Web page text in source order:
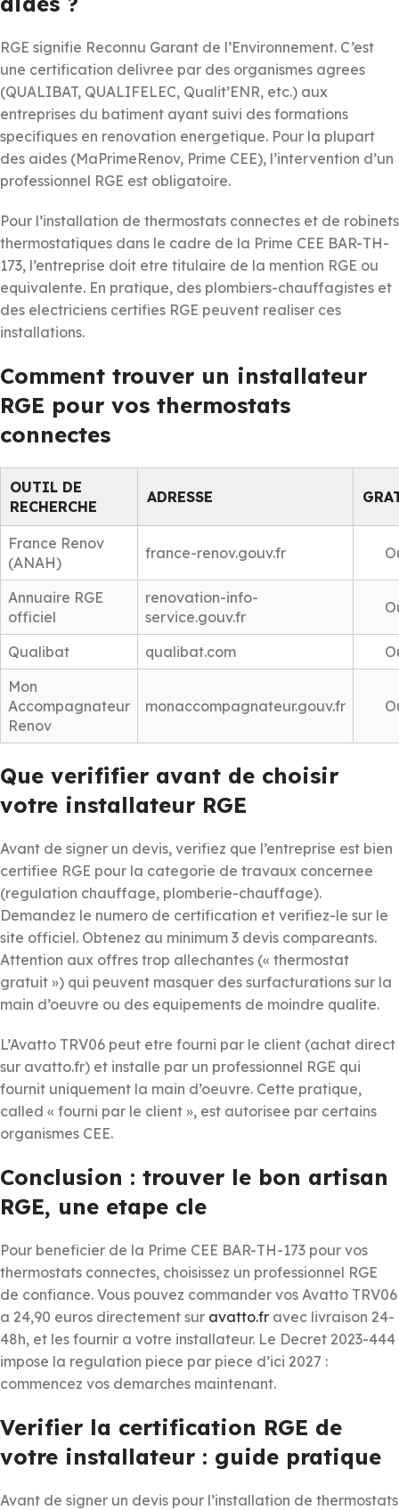
RGE signifie Reconnu Garant de l’Environnement. C’est
une certification delivree par des organismes agrees
(QUALIBAT, QUALIFELEC, Qualit’ENR, etc.) aux
entreprises du batiment ayant suivi des formations
specifiques en renovation energetique. Pour la plupart
des aides (MaPrimeRenov, Prime CEE), l’intervention d’un
professionnel RGE est obligatoire.
Pour l’installation de thermostats connectes et de robinets
thermostatiques dans le cadre de la Prime CEE BAR-TH-
173, l’entreprise doit etre titulaire de la mention RGE ou
equivalente. En pratique, des plombiers-chauffagistes et
des electriciens certifies RGE peuvent realiser ces
installations.
Comment trouver un installateur
RGE pour vos thermostats
connectes
OUTIL DE
RECHERCHE
ADRESSE
France Renov
(ANAH)
france-renov.gouv.fr
Annuaire RGE
officiel
renovation-info-
service.gouv.fr
Qualibat qualibat.com
Mon
Accompagnateur
Renov
monaccompagnateur.gouv.fr
Que verififier avant de choisir
votre installateur RGE
Avant de signer un devis, verifiez que l’entreprise est bien
certifiee RGE pour la categorie de travaux concernee
(regulation chauffage, plomberie-chauffage).
Demandez le numero de certification et verifiez-le sur le
site officiel. Obtenez au minimum 3 devis compareants.
Attention aux offres trop allechantes (« thermostat
gratuit ») qui peuvent masquer des surfacturations sur la
main d’oeuvre ou des equipements de moindre qualite.
L’Avatto TRV06 peut etre fourni par le client (achat direct
sur avatto.fr) et installe par un professionnel RGE qui
fournit uniquement la main d’oeuvre. Cette pratique,
called « fourni par le client », est autorisee par certains
organismes CEE.
Conclusion : trouver le bon artisan
RGE, une etape cle
Pour beneficier de la Prime CEE BAR-TH-173 pour vos
thermostats connectes, choisissez un professionnel RGE
de confiance. Vous pouvez commander vos Avatto TRV06
a 24,90 euros directement sur avatto.fr avec livraison 24-
48h, et les fournir a votre installateur. Le Decret 2023-444
impose la regulation piece par piece d’ici 2027 :
commencez vos demarches maintenant.
Verifier la certification RGE de
votre installateur : guide pratique
Avant de signer un devis pour l’installation de thermostats